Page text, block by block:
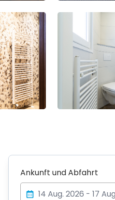
Ankunft und Abfahrt